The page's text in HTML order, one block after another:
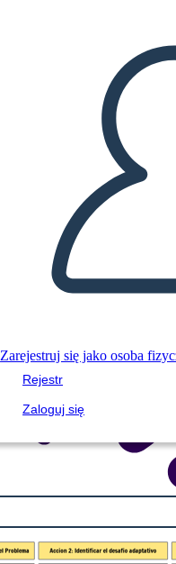
Zarejestruj się jako osoba
Rejestr
Zaloguj się
ODTWARZANIE POKAZU
PRZECZYTAJ MI